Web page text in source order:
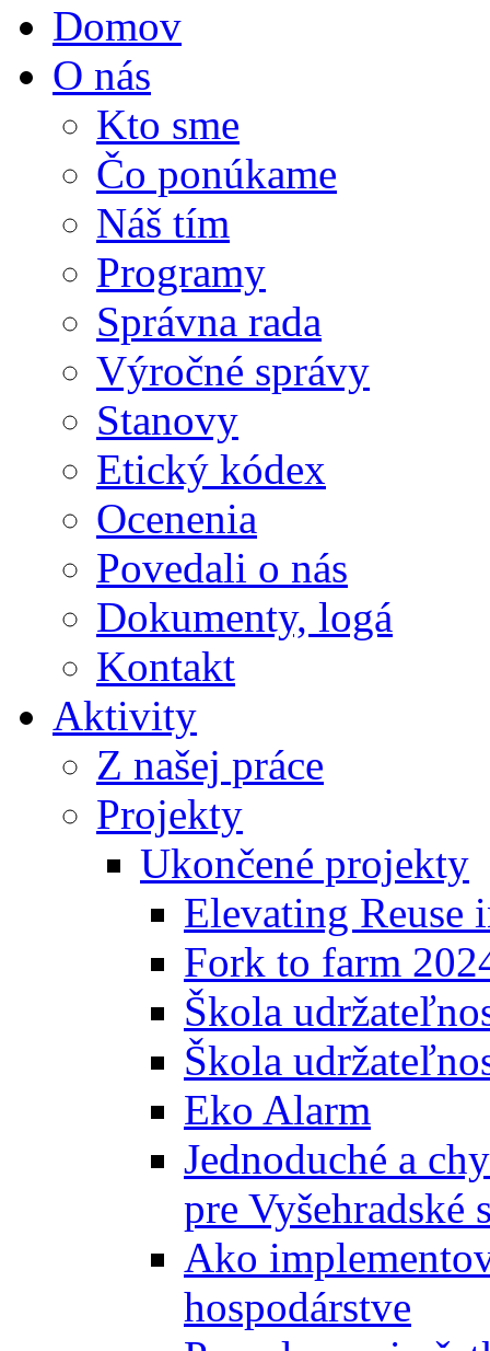
Domov
O nás
Kto sme
Čo ponúkame
Náš tím
Programy
Správna rada
Výročné správy
Stanovy
Etický kódex
Ocenenia
Povedali o nás
Dokumenty, logá
Kontakt
Aktivity
Z našej práce
Projekty
Ukončené projekty
Elevating Reuse
Fork to farm
Škola
Škola
Eko Alarm
Jednoduché a
pre Vyšehradské
Ako
hospodárstve